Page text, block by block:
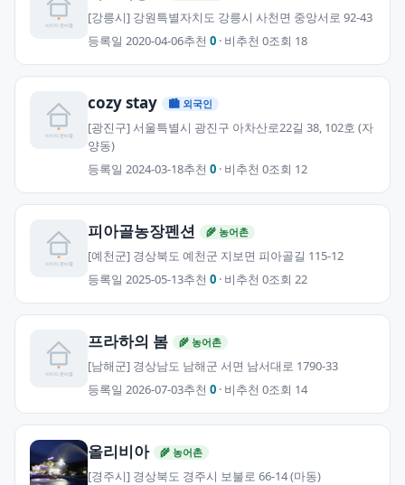
[강릉시] 강원특별자치도 강릉시 사천면 중앙서로 92-43
등록일 2020-04-06추천 0 · 비추천 0조회 18
cozy stay 🏙 외국인
[광진구] 서울특별시 광진구 아차산로22길 38, 102호 (자
양동)
등록일 2024-03-18추천 0 · 비추천 0조회 12
피아골농장펜션 🌾 농어촌
[예천군] 경상북도 예천군 지보면 피아골길 115-12
등록일 2025-05-13추천 0 · 비추천 0조회 22
프라하의 봄 🌾 농어촌
[남해군] 경상남도 남해군 서면 남서대로 1790-33
등록일 2026-07-03추천 0 · 비추천 0조회 14
올리비아 🌾 농어촌
[경주시] 경상북도 경주시 보불로 66-14 (마동)